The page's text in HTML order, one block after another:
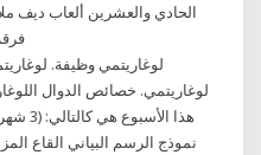
الحادي والعشرين ألعاب ديف
لوغاريتمي وظيفة.
لوغاريتمي. خصائص الدوال